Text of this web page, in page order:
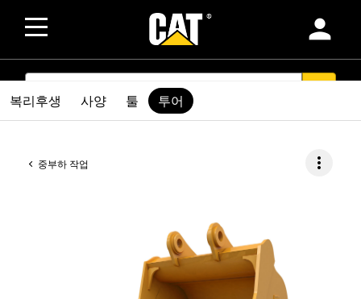
person
SEARCH
중부하 작업 more_vert
복리후생 사양 툴 투어